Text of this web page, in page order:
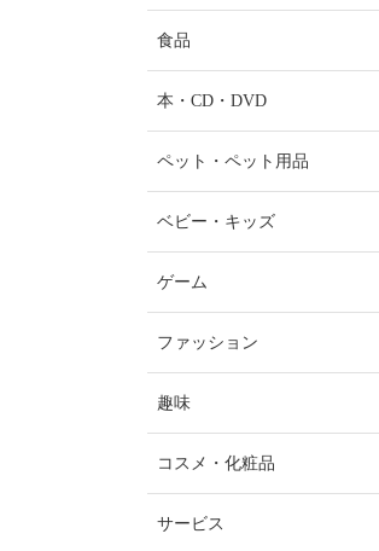
食品
本・CD・DVD
ペット・ペット用品
ベビー・キッズ
ゲーム
ファッション
趣味
コスメ・化粧品
サービス